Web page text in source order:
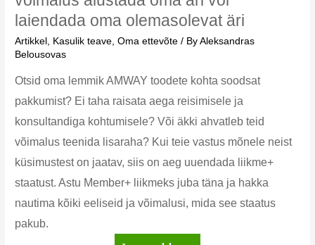
valida
kõige
kasumlikum
teenimiseks
laiendada oma olemasolevat äri
Artikkel Kasulik teave ,Oma ettevõte / ByAleksandras
Belousovas
Otsid oma lemmik AMWAY toodete kohta soodsat
pakkumist? Ei taha raisata aega reisimisele ja
konsultandiga kohtumisele? Või äkki ahvatleb teid
võimalus teenida lisaraha? Kui teie vastus mõnele neist
küsimustest on jaatav, siis on aeg uuendada liikme+
staatust. Astu Member+ liikmeks juba täna ja hakka
nautima kõiki eeliseid ja võimalusi, mida see staatus
pakub.